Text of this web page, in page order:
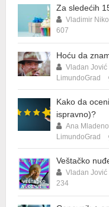
Za sledećih
Vladimir
607
Hoću da
Vladan Jović
LimundoGrad
Kako da
ispravno)?
Ana
LimundoGrad
Veštačko
Vladan Jović
234